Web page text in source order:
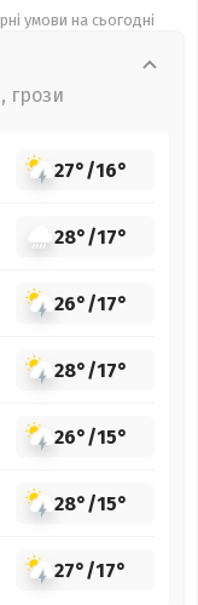
умови на сьогодні
грози
27°/16°
28°/17°
26°/17°
28°/17°
26°/15°
28°/15°
27°/17°